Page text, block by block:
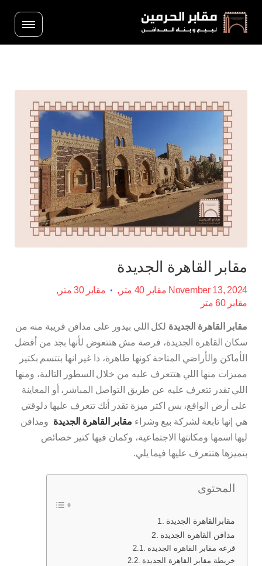
مقابر القاهرة الجديدة
November 13, 2024 مقابر 40 متر
مقابر 30 متر
مقابر 60 متر
مقابر القاهرة الجديدة لكل اللي بيدور على مدافن قريبة منه من
سكان القاهرة الجديدة، فرصة مش هتتعوض لأنها بجد من أفضل
الأماكن والأراضي المتاحة كونها طاهرة، دا غير انها بتتسم بكتير
مميزات منها اللي هتتعرف عليه من خلال السطور التالية، ومنها
اللي تقدر تتعرف عليه عن طريق التواصل المباشر، أو المعاينة
على أرض الواقع، بس اكتر ميزة تقدر أنك تتعرف عليها دلوقتي
هي إنها تابعة لشركة بيع وشراء مقابر القاهرة الجديدة ومدافن
ليها اسمها ومكانتها الاجتماعية، وكمان فيها كتير خصائص
بتميزها هتتعرف عليها فيما يلي.
المحتوى
مقابرالقاهرة الجديدة
مدافن القاهرة الجديدة
قرعه مقابر القاهره الجديده
خريطة مقابر القاهرة الجديدة